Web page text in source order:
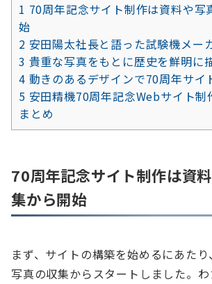
1 70周年記念サイト制作は資料や写
始
2 安田陽太社長と語った試験機メー
3 貴重な写真をもとに歴史を鮮明に
4 動きのあるデザインで70周年サイ
5 安田精機70周年記念Webサイト制
まとめ
70周年記念サイト制作は資
集から開始
まず、サイトの構築を始めるにあた
写真の収集からスタートしました。